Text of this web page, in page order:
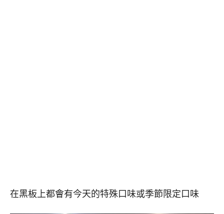
在黑板上都會有今天的特殊口味或季節限定口味